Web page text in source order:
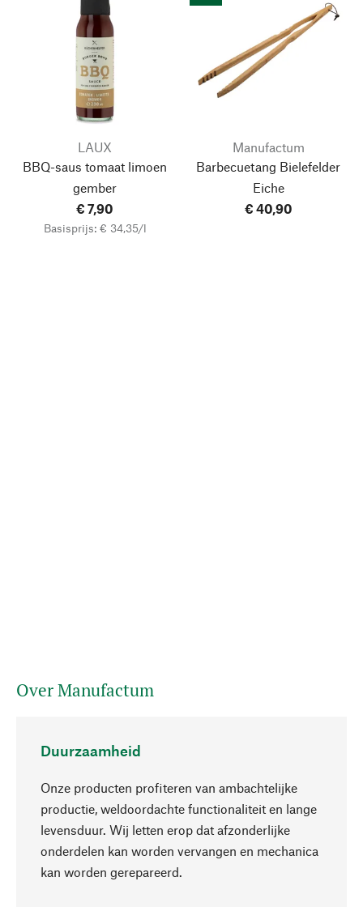
LAUX
BBQ-saus tomaat limoen
gember
€ 7,90
Basisprijs: € 34,35/l
Manufactum
Barbecuetang Bielefelder
Eiche
€ 40,90
Over Manufactum
Duurzaamheid
Onze producten profiteren van ambachtelijke
productie, weldoordachte functionaliteit en lange
levensduur. Wij letten erop dat afzonderlijke
onderdelen kan worden vervangen en mechanica
kan worden gerepareerd.